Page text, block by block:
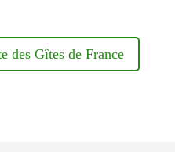
des Gîtes de France